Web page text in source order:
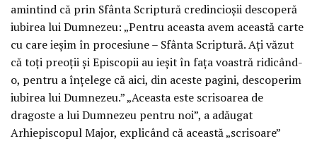
amintind că prin Sfânta Scriptură credincioșii descoperă
iubirea lui Dumnezeu: „Pentru aceasta avem această carte
cu care ieșim în procesiune – Sfânta Scriptură. Ați văzut
că toți preoții și Episcopii au ieșit în fața voastră ridicând-
o, pentru a înțelege că aici, din aceste pagini, descoperim
iubirea lui Dumnezeu.” „Aceasta este scrisoarea de
dragoste a lui Dumnezeu pentru noi”, a adăugat
Arhiepiscopul Major, explicând că această „scrisoare”